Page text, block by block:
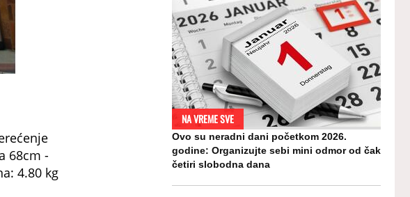
68cm -
4.80 kg
NA VREME SVE
Ovo su neradni dani početkom 2026.
godine: Organizujte sebi mini odmor od čak
četiri slobodna dana